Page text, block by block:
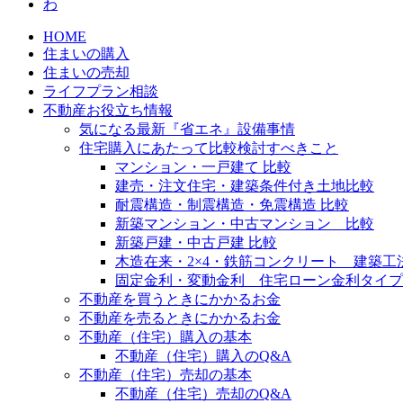
わ
HOME
住まいの購入
住まいの売却
ライフプラン相談
不動産お役立ち情報
気になる最新『省エネ』設備事情
住宅購入にあたって比較検討すべきこと
マンション・一戸建て 比較
建売・注文住宅・建築条件付き土地比較
耐震構造・制震構造・免震構造 比較
新築マンション・中古マンション 比較
新築戸建・中古戸建 比較
木造在来・2×4・鉄筋コンクリート 建築工
固定金利・変動金利 住宅ローン金利タイ
不動産を買うときにかかるお金
不動産を売るときにかかるお金
不動産（住宅）購入の基本
不動産（住宅）購入のQ&A
不動産（住宅）売却の基本
不動産（住宅）売却のQ&A